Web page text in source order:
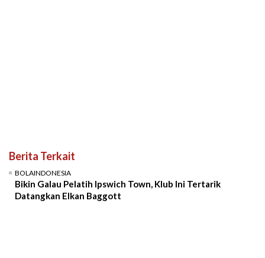
Berita Terkait
BOLAINDONESIA
Bikin Galau Pelatih Ipswich Town, Klub Ini Tertarik
Datangkan Elkan Baggott